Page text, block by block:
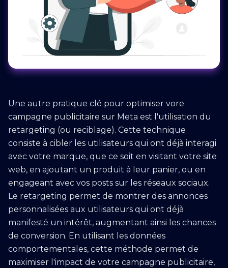
Une autre pratique clé pour optimiser vore
campagne publicitaire sur Meta est l'utilisation du
retargeting (ou reciblage). Cette technique
consiste à cibler les utilisateurs qui ont déjà interagi
avec votre marque, que ce soit en visitant votre site
web, en ajoutant un produit à leur panier, ou en
engageant avec vos posts sur les réseaux sociaux.
Le retargeting permet de montrer des annonces
personnalisées aux utilisateurs qui ont déjà
manifesté un intérêt, augmentant ainsi les chances
de conversion. En utilisant les données
comportementales, cette méthode permet de
maximiser l'impact de votre campagne publicitaire,